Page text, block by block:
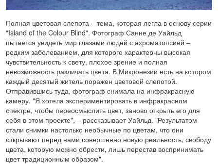
Полная цветовая слепота – тема, которая легла в основу серии
"Island of the Colour Blind". Фотограф Санне де Уайльд
пытается увидеть мир глазами людей с ахроматопсией –
редким заболеванием, для которого характерны высокая
чувствительность к свету, плохое зрение и полная
невозможность различать цвета. В Микронезии есть на котором
каждый десятый житель поражен цветовой слепотой.
Отправившись туда, фотограф снимала на инфракрасную
камеру. "Я хотела экспериментировать в инфракрасном
спектре, чтобы переосмыслить цвет, заново открыть его для
себя в этом проекте", – рассказывает Уайльд. "Результатом
стали снимки настолько необычные по цветам, что они
открывают перед нами совершенно новую реальность, свободу
цвета, которую можно обрести, лишь перестав воспринимать
цвет традиционным образом".